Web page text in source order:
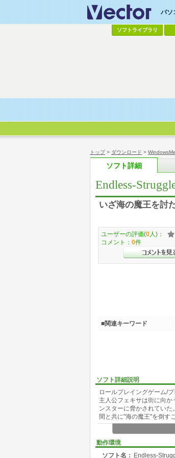
トップ> ダウンロード >
ソフト詳細
Endless-
いざ海の魔王を討
ソフト詳細説明
ロールプレイングゲーム/
主人公フェキサは街に向
ンスターに脅かされてい
間と共に"海の魔王"を倒す
詳細な作品紹介ページは
ます。
動作環境
ソフト名： Endless-
ユーザーの評価(0 人)：
コメント： 0件
■関連キーワード
パソ
ソフトライブラリ